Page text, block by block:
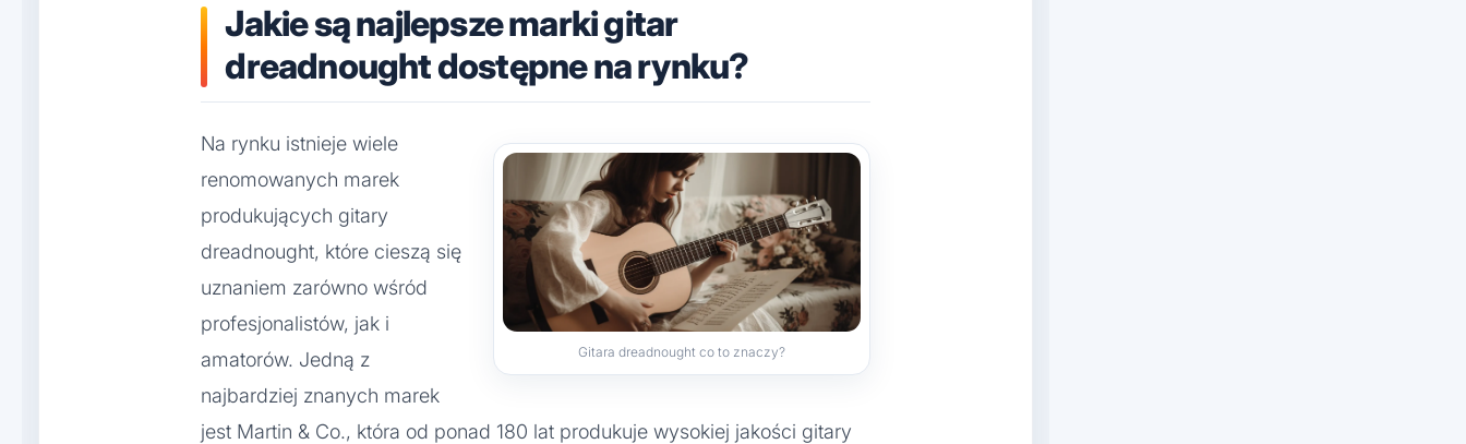
Jakie są najlepsze marki gitar
dreadnought dostępne na rynku?
Gitara dreadnought co to znaczy?
Na rynku istnieje wiele
renomowanych marek
produkujących gitary
dreadnought, które cieszą się
uznaniem zarówno wśród
profesjonalistów, jak i
amatorów. Jedną z
najbardziej znanych marek
jest Martin & Co., która od ponad 180 lat produkuje wysokiej jakości gitary